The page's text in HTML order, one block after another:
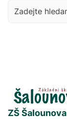
ZŠ Šalounova